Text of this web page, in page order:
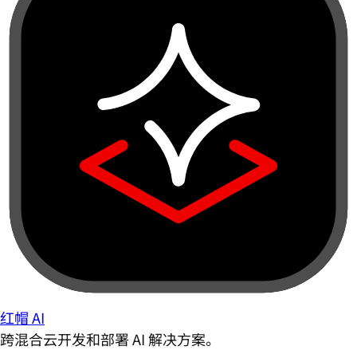
红帽 AI
跨混合云开发和部署 AI 解决方案。